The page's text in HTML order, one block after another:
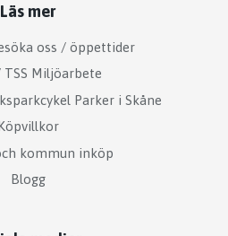
Läs mer
oss / öppettider
TSS Miljöarbete
Parker i Skåne
kommun inköp
Blogg